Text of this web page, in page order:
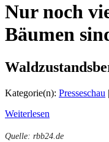
Nur noch
Bäumen
Kategorie(n): Presseschau |
Weiterlesen
Quelle: rbb24.de